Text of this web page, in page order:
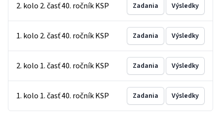
2. kolo 2. časť 40. ročník KSP Zadania Výsledky
1. kolo 2. časť 40. ročník KSP Zadania Výsledky
2. kolo 1. časť 40. ročník KSP Zadania Výsledky
1. kolo 1. časť 40. ročník KSP Zadania Výsledky